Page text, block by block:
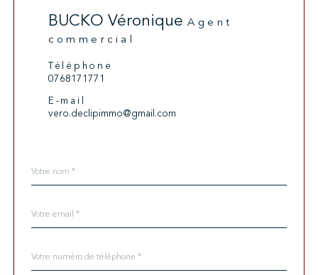
BUCKO Véronique Agent
commercial
Téléphone
0768171771
E-mail
vero.declipimmo@gmail.com
*
*
*